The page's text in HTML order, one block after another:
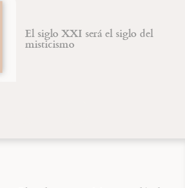
El siglo XXI será el siglo del
misticismo